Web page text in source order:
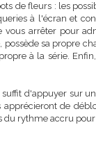
de fleurs : les
à l'écran et
arrêter pour
sa propre
à la série.
d'appuyer sur
de
rythme accru